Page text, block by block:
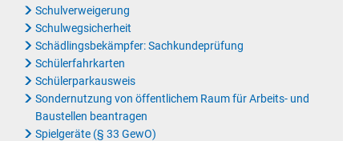
Schulverweigerung
Schulwegsicherheit
Schädlingsbekämpfer: Sachkundeprüfung
Schülerfahrkarten
Schülerparkausweis
Sondernutzung von öffentlichem Raum für Arbeits- und
Baustellen beantragen
Spielgeräte (§ 33 GewO)